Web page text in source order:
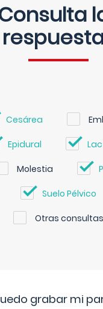
Cesárea
Epidural
Molestia
Suelo Pélvico
Otras consultas
grabar mi